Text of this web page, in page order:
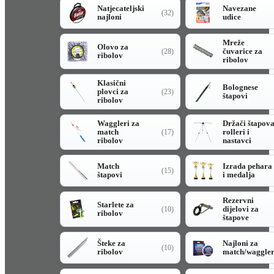
Natjecateljski
najloni
(32)
Navezane
udice
Olovo za
ribolov
(28)
Mreže
čuvarice za
ribolov
Klasični
plovci za
ribolov
(23)
Bolognese
štapovi
Waggleri za
match
ribolov
(17)
Držači štapova
rolleri i
nastavci
Match
štapovi
(15)
Izrada pehara
i medalja
Starlete za
ribolov
(10)
Rezervni
dijelovi za
štapove
Šteke za
ribolov
(10)
Najloni za
match/waggler